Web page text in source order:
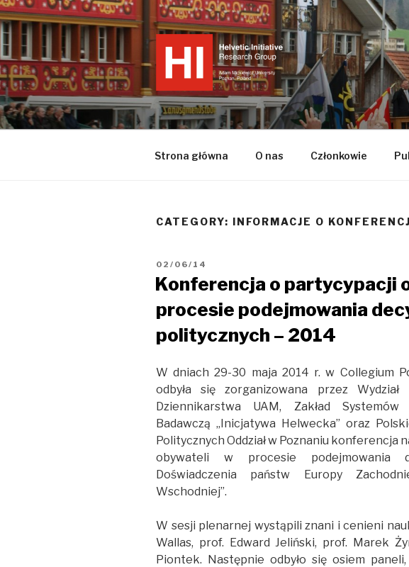
Przejdź
do
treści
INICJATYWA
Strona internetowa Grupy Badawczej
Konfederacją Szwajcarską oraz integrację
Strona główna O nas Członkowie
CATEGORY: INFORMACJE O
OPUBLIKOWANE
02/06/14
Konferencja o partycypacji
procesie podejmowania
politycznych – 2014
W dniach 29-30 maja 2014 r. w Collegium
odbyła się zorganizowana przez
Dziennikarstwa UAM, Zakład Systemów
Badawczą „Inicjatywa Helwecka” oraz
Politycznych Oddział w Poznaniu konferencja
obywateli w procesie podejmowania
Doświadczenia państw Europy
Wschodniej”.
W sesji plenarnej wystąpili znani i cenieni
Wallas, prof. Edward Jeliński, prof. Marek
Piontek. Następnie odbyło się osiem